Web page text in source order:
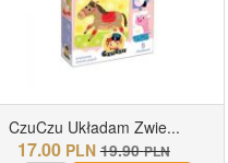
CzuCzu Układam Zwie...
17.00 PLN 19.90 PLN